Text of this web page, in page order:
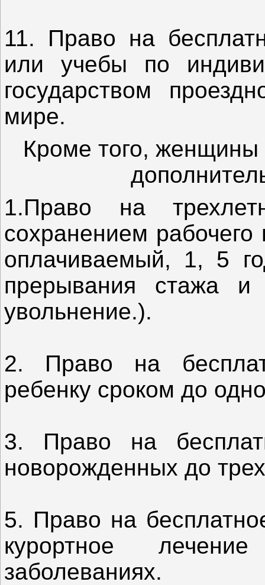
11. Право на
или учебы по
государством
мире.
Кроме того,
1.Право на
сохранением
оплачиваемый, 1, 5
прерывания стажа и
увольнение.).
2. Право на
ребенку сроком до
3. Право на
новорожденных до
5. Право на
курортное
заболеваниях.